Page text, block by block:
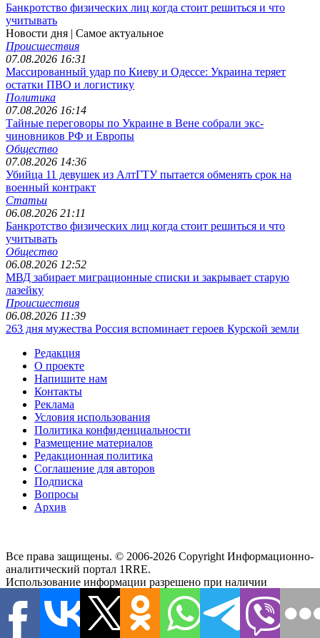
Банкротство физических лиц когда стоит решиться и что
учитывать
Новости дня | Самое актуальное
Происшествия
07.08.2026 16:31
Массированный удар по Киеву и Одессе: Украина теряет
остатки ПВО и логистику
Политика
07.08.2026 16:14
Тайные переговоры по Украине в Вене собрали экс-
чиновников РФ и Европы
Общество
07.08.2026 14:36
Убийца 11 девушек из АлтГТУ пытается обменять срок на
военный контракт
Статьи
06.08.2026 21:11
Банкротство физических лиц когда стоит решиться и что
учитывать
Общество
06.08.2026 12:52
МВД забирает миграционные списки и закрывает старую
лазейку
Происшествия
06.08.2026 11:39
263 дня мужества Россия вспоминает героев Курской земли
Редакция
О проекте
Напишите нам
Контакты
Реклама
Условия использования
Политика конфиденциальности
Размещение материалов
Редакционная политика
Соглашение для авторов
Подписка
Вопросы
Архив
Все права защищены. © 2006-2026 Copyright Информационно-
аналитический портал 1RRE.
Использование информации разрешено при наличии
активной гиперссылки на сайт. Редакция не несет
ответственности за достоверность информации,
содержащейся в рекламных объявлениях, за мнения,
высказанные в комментариях читателей, за новости партнеров